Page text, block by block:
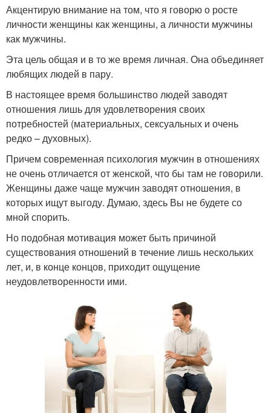
Акцентирую внимание на том, что я говорю о росте
личности женщины как женщины, а личности мужчины
как мужчины.
Эта цель общая и в то же время личная. Она объединяет
любящих людей в пару.
В настоящее время большинство людей заводят
отношения лишь для удовлетворения своих
потребностей (материальных, сексуальных и очень
редко – духовных).
Причем современная психология мужчин в отношениях
не очень отличается от женской, что бы там не говорили.
Женщины даже чаще мужчин заводят отношения, в
которых ищут выгоду. Думаю, здесь Вы не будете со
мной спорить.
Но подобная мотивация может быть причиной
существования отношений в течение лишь нескольких
лет, и, в конце концов, приходит ощущение
неудовлетворенности ими.